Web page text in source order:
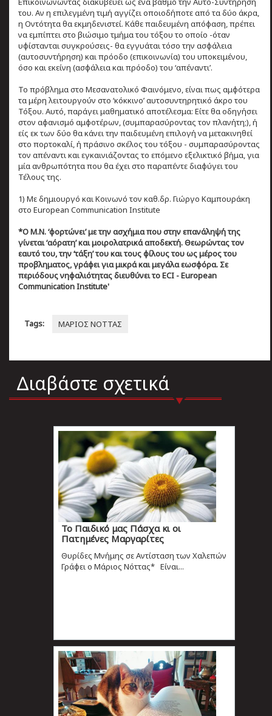
του. Αν η επιλεγμένη τιμή αγγίζει οποιοδήποτε από τα δύο άκρα,
η Οντότητα θα εκμηδενιστεί. Κάθε παιδευμένη απόφαση, πρέπει
να εμπίπτει στο βιώσιμο τμήμα του τόξου το οποίο -όταν
υφίστανται συγκρούσεις- θα εγγυάται τόσο την ασφάλεια
(αυτοσυντήρηση) και πρόοδο (επικοινωνία) του υποκειμένου,
όσο και εκείνη (ασφάλεια και πρόοδο) του ‘απέναντι’.
Το πρόβλημα στο Μεσανατολικό Φαινόμενο, είναι πως αμφότερα
τα μέρη λειτουργούν στο ‘κόκκινο’ αυτοσυντηρητικό άκρο του
Τόξου. Αυτό, παράγει μαθηματικό αποτέλεσμα: Είτε θα οδηγήσει
στον αφανισμό αμφοτέρων, (συμπαρασύροντας τον πλανήτη;), ή
είς εκ των δύο θα κάνει την παιδευμένη επιλογή να μετακινηθεί
στο πορτοκαλί, ή πράσινο σκέλος του τόξου - συμπαρασύροντας
τον απέναντι και εγκαινιάζοντας το επόμενο εξελικτικό βήμα, για
μία ανθρωπότητα που θα έχει στο παραπέντε διαφύγει του
Τέλους της.
1) Με δημιουργό και Κοινωνό τον καθ.δρ. Γιώργο Καμπουράκη
στο European Communication Institute
*Ο Μ.Ν. ‘φορτώνει’ με την ασχήμια που στην επανάληψή της
γίνεται ‘αόρατη’ και μοιρολατρικά αποδεκτή. Θεωρώντας τον
εαυτό του, την ‘τάξη’ του και τους φίλους του ως μέρος του
προβληματος, γράφει για μικρά και μεγάλα εωσφόρα. Σε
περιόδους νηφαλιότητας διευθύνει το ECI - European
Communication Institute'
Tags: ΜΑΡΙΟΣ ΝΟΤΤΑΣ
Διαβάστε σχετικά
Το Παιδικό μας Πάσχα κι οι
Πατημένες Μαργαρίτες
Θυρίδες Μνήμης σε Αντίσταση των Χαλεπών
Γράφει ο Μάριος Νόττας* Είναι...